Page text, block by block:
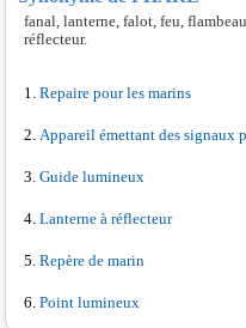
fanal, lanterne, falot, feu,
réflecteur.
Repaire pour les marins
Appareil émettant des signaux
Guide lumineux
Lanterne à réflecteur
Repère de marin
Point lumineux